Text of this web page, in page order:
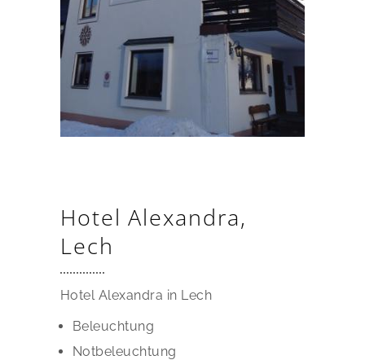
Hotel Alexandra,
Lech
Hotel Alexandra in Lech
Beleuchtung
Notbeleuchtung